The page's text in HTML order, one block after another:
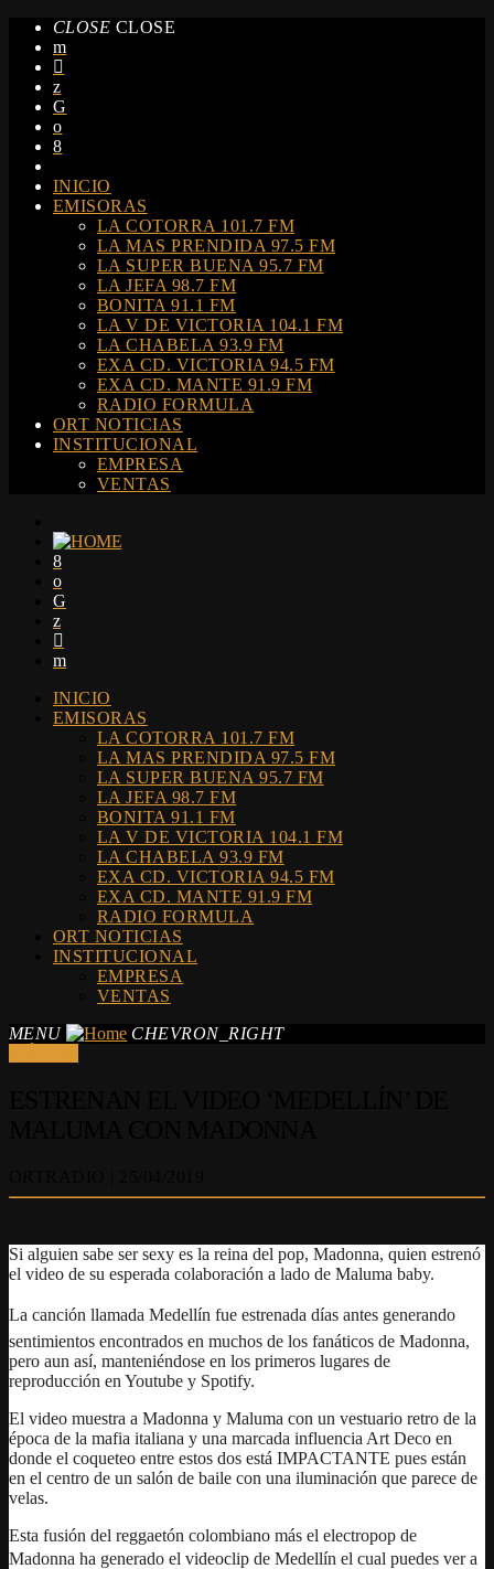
CLOSE CLOSE
INICIO
EMISORAS
LA COTORRA 101.7 FM
LA MAS PRENDIDA 97.5 FM
LA SUPER BUENA 95.7 FM
LA JEFA 98.7 FM
BONITA 91.1 FM
LA V DE VICTORIA 104.1 FM
LA CHABELA 93.9 FM
EXA CD. VICTORIA 94.5 FM
EXA CD. MANTE 91.9 FM
RADIO FORMULA
ORT NOTICIAS
INSTITUCIONAL
EMPRESA
VENTAS
INICIO
EMISORAS
LA COTORRA 101.7 FM
LA MAS PRENDIDA 97.5 FM
LA SUPER BUENA 95.7 FM
LA JEFA 98.7 FM
BONITA 91.1 FM
LA V DE VICTORIA 104.1 FM
LA CHABELA 93.9 FM
EXA CD. VICTORIA 94.5 FM
EXA CD. MANTE 91.9 FM
RADIO FORMULA
ORT NOTICIAS
INSTITUCIONAL
EMPRESA
VENTAS
MENU
CHEVRON_RIGHT
Si alguien sabe ser sexy es la reina del pop, Madonna, quien estrenó
el video de su esperada colaboración a lado de Maluma baby.
La canción llamada Medellín fue estrenada días antes generando
sentimientos encontrados en muchos de los fanáticos de Madonna,
pero aun así, manteniéndose en los primeros lugares de
reproducción en Youtube y Spotify.
El video muestra a Madonna y Maluma con un vestuario retro de la
época de la mafia italiana y una marcada influencia Art Deco en
donde el coqueteo entre estos dos está IMPACTANTE pues están
en el centro de un salón de baile con una iluminación que parece de
velas.
Esta fusión del reggaetón colombiano más el electropop de
Madonna ha generado el videoclip de Medellín el cual puedes ver a